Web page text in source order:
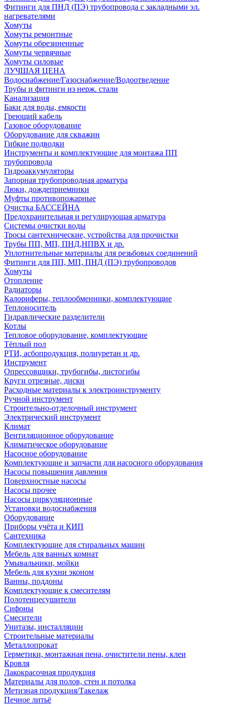
Фитинги для ПНД (ПЭ) трубопровода с закладными эл.
нагревателями
Хомуты
Хомуты ремонтные
Хомуты обрезиненные
Хомуты червячные
Хомуты силовые
ЛУЧШАЯ ЦЕНА
Водоснабжение/Газоснабжение/Водоотведение
Трубы и фитинги из нерж. стали
Канализация
Баки для воды, емкости
Греющий кабель
Газовое оборудование
Оборудование для скважин
Гибкие подводки
Инструменты и комплектующие для монтажа ПП
трубопровода
Гидроаккумуляторы
Запорная трубопроводная арматура
Люки, дождеприемники
Муфты противопожарные
Очистка БАССЕЙНА
Предохранительная и регулирующая арматура
Системы очистки воды
Тросы сантехнические, устройства для прочистки
Трубы ПП, МП, ПНД,НПВХ и др.
Уплотнительные материалы для резьбовых соединений
Фитинги для ПП, МП, ПНД (ПЭ) трубопроводов
Хомуты
Отопление
Радиаторы
Калориферы, теплообменники, комплектующие
Теплоноситель
Гидравлические разделители
Котлы
Тепловое оборудование, комплектующие
Тёплый пол
РТИ, асбопродукция, полиуретан и др.
Инструмент
Опрессовщики, трубогибы, листогибы
Круги отрезные, диски
Расходные материалы к электроинструменту
Ручной инструмент
Строительно-отделочный инструмент
Электрический инструмент
Климат
Вентиляционное оборудование
Климатическое оборудование
Насосное оборудование
Комплектующие и запчасти для насосного оборудования
Насосы повышения давления
Поверхностные насосы
Насосы прочее
Насосы циркуляционные
Установки водоснабжения
Оборудование
Приборы учёта и КИП
Сантехника
Комплектующие для стиральных машин
Мебель для ванных комнат
Умывальники, мойки
Мебель для кухни эконом
Ванны, поддоны
Комплектующие к смесителям
Полотенцесушители
Сифоны
Смесители
Унитазы, инсталляции
Строительные материалы
Металлопрокат
Герметики, монтажная пена, очистители пены, клеи
Кровля
Лакокрасочная продукция
Материалы для полов, стен и потолка
Метизная продукция/Такелаж
Печное литьё